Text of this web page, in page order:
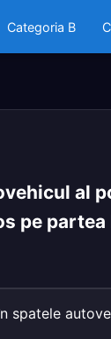
Categoria B
al
pe partea
spatele